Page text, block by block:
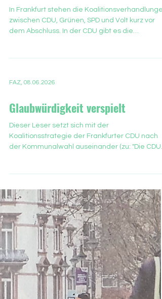
(Grüne) geführt – und geht es nach seiner
Verkehrspolitik gefährdet
In Frankfurt stehen die
verwirklichen kann. Im
enthalten: Der Abbau von Parkplätzen soll
gestoppt werden, die Hauptverkehrsachsen
sollen für den Autoverkehr leistungsfähig
bleiben. Kritisch geprüft werden soll demnach
auch die fahrradf
Glaubwürdigkeit verspielt
Dieser Leser setzt sich mit der
ausgereizt", F.A.Z. vom 30. Mai, und "Wenig
Hoffnung auf Politikwechsel", F.A.Z. vom 29. Mai)
Vor knapp drei Jahren, im Oktober 2023, hat die
F.A.Z. meinen Leserbrief veröffentlicht („Keine
zukunftsfähigen Lösungen*) über den
Schildbürgerstreich einer Frankfurter
Verkehrspolitik, die das Nordend zum Reallabor
grüne